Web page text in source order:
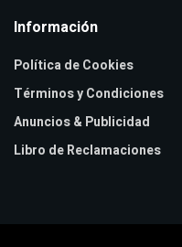
Información
Política de Cookies
Términos y Condiciones
Anuncios & Publicidad
Libro de Reclamaciones